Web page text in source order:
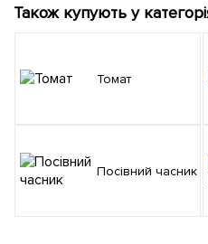
Також купують у
Томат
Посівний часник